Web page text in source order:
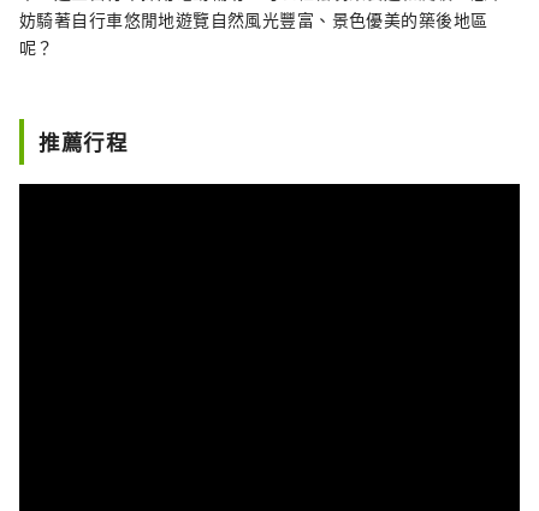
妨騎著自行車悠閒地遊覽自然風光豐富、景色優美的築後地區
呢？
推薦行程